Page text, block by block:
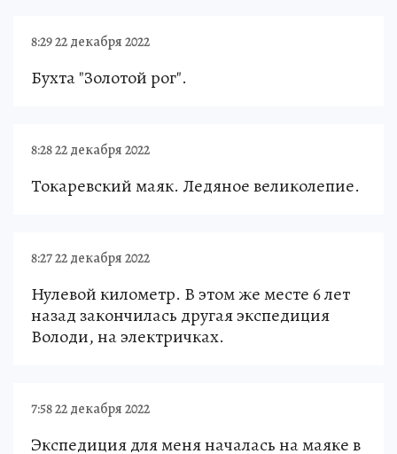
8:29 22 декабря 2022
Бухта "Золотой рог".
8:28 22 декабря 2022
Токаревский маяк. Ледяное великолепие.
8:27 22 декабря 2022
Нулевой километр. В этом же месте 6 лет
назад закончилась другая экспедиция
Володи, на электричках.
7:58 22 декабря 2022
Экспедиция для меня началась на маяке в